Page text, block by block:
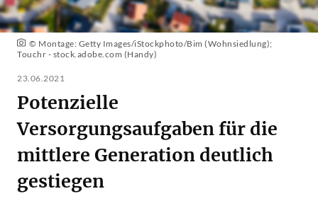
© Montage: Getty Images/iStockphoto/Bim (Wohnsiedlung);
Touchr - stock.adobe.com (Handy)
23.06.2021
Potenzielle
Versorgungsaufgaben für die
mittlere Generation deutlich
gestiegen